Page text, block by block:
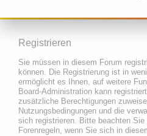
Registrieren
Sie müssen in diesem Forum
können. Die Registrierung ist in
ermöglicht es Ihnen, auf weitere
Board-Administration kann
zusätzliche Berechtigungen
Nutzungsbedingungen und die
sich registrieren. Bitte beachten Sie
Forenregeln, wenn Sie sich in